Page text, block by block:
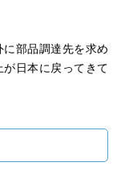
に部品調達先を求め
日本に戻ってきて
る議会の一元制で
いした（ｐ６５）